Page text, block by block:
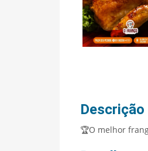
Descrição
🏆O melhor